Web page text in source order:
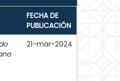
FECHA DE
PUBLICACIÓN
21-mar-2024